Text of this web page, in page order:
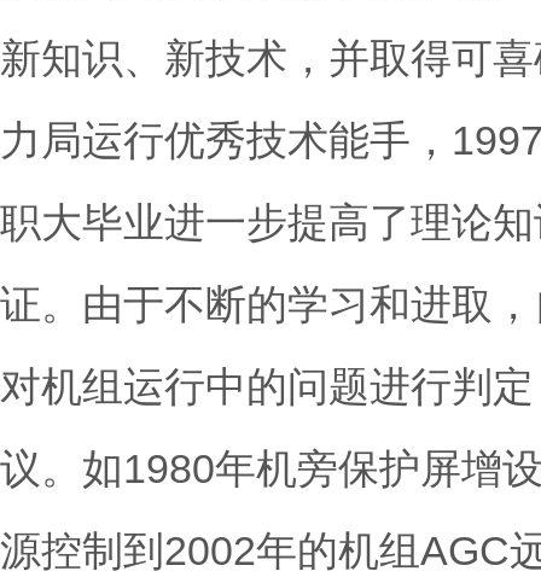
新知识、新技术，并取得可
力局运行优秀技术能手，
职大毕业进一步提高了理论
证。由于不断的学习和进取
对机组运行中的问题进行判
议。如1980年机旁保护屏增
源控制到2002年的机组AGC